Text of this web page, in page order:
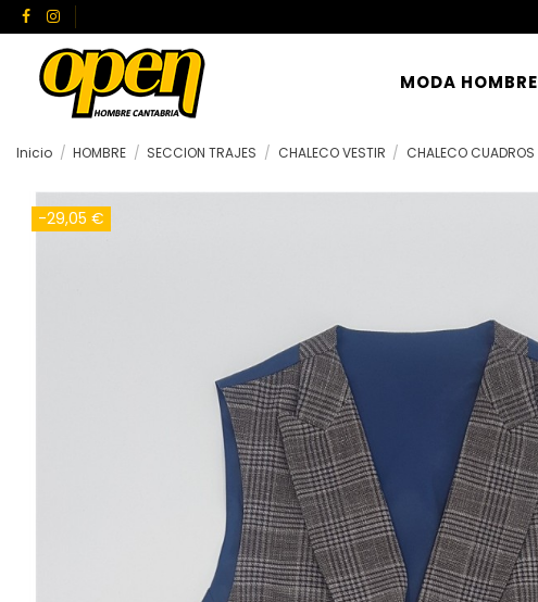
MODA HOMBRE
Inicio HOMBRE SECCION TRAJES CHALECO VESTIR CHALECO CUADROS
-29,05 €